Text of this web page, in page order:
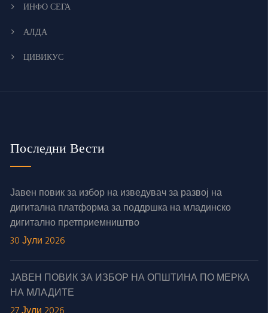
ИНФО СЕГА
АЛДА
ЦИВИКУС
Последни Вести
Јавен повик за избор на изведувач за развој на
дигитална платформа за поддршка на младинско
дигитално претприемништво
30 Јули 2026
ЈАВЕН ПОВИК ЗА ИЗБОР НА ОПШТИНА ПО МЕРКА
НА МЛАДИТЕ